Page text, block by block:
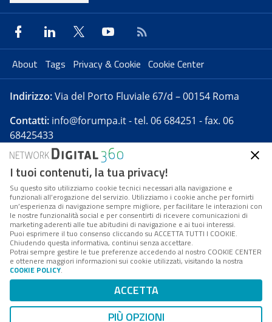
About Tags Privacy & Cookie Cookie Center
Indirizzo:Via del Porto Fluviale 67/d – 00154 Roma
Contatti: info@forumpa.it- tel. 06 684251 - fax. 06
68425433
Forumpa.itè una pubblicazione telematica iscritta
presso Registro della stampa del Tribunale di Roma -
Reg. n. 182 del 2 maggio 2008 - Direttore resp. Michela
Stentella
FPA s.r.l. è società soggetta a Direzione e
Coordinamento da parte di Digital360 S.p.A. - FPA s.r.l.
è un'azienda certificata per il sistema di management
Codice Fiscale/Partita IVA n. 10693191008 - R.E.A. Roma
n. 1249791. ISP AWS
Mappa del sito
I tuoi contenuti, la tua privacy!
Su questo sito utilizziamo cookie tecnici necessari alla navigazione e
funzionali all’erogazione del servizio. Utilizziamo i cookie anche per fornirti
un’esperienza di navigazione sempre migliore, per facilitare le interazioni con
le nostre funzionalità social e per consentirti di ricevere comunicazioni di
marketing aderenti alle tue abitudini di navigazione e ai tuoi interessi.
Puoi esprimere il tuo consenso cliccando su ACCETTA TUTTI I COOKIE.
Chiudendo questa informativa, continui senza accettare.
Potrai sempre gestire le tue preferenze accedendo al nostro COOKIE CENTER
e ottenere maggiori informazioni sui cookie utilizzati, visitando la nostra
COOKIE POLICY.
ACCETTA
PIÙ OPZIONI